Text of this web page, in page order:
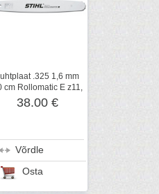
.325 1,6 mm
cm Rollomatic E z11,
STIHL
38.00 €
Võrdle
Osta